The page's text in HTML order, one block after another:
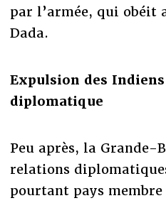
par l’armée, qui obéit
Dada.
Expulsion des
diplomatique
Peu après, la Grande-
relations
pourtant pays